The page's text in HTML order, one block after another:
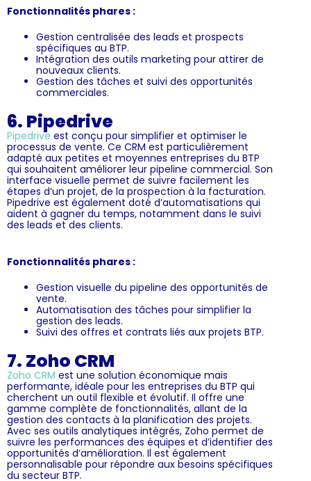
Fonctionnalités phares :
Gestion centralisée des leads et prospects
spécifiques au BTP.
Intégration des outils marketing pour attirer de
nouveaux clients.
Gestion des tâches et suivi des opportunités
commerciales.
6. Pipedrive
Pipedrive est conçu pour simplifier et optimiser le
processus de vente. Ce CRM est particulièrement
adapté aux petites et moyennes entreprises du BTP
qui souhaitent améliorer leur pipeline commercial. Son
interface visuelle permet de suivre facilement les
étapes d’un projet, de la prospection à la facturation.
Pipedrive est également doté d’automatisations qui
aident à gagner du temps, notamment dans le suivi
des leads et des clients.
Fonctionnalités phares :
Gestion visuelle du pipeline des opportunités de
vente.
Automatisation des tâches pour simplifier la
gestion des leads.
Suivi des offres et contrats liés aux projets BTP.
7. Zoho CRM
Zoho CRM est une solution économique mais
performante, idéale pour les entreprises du BTP qui
cherchent un outil flexible et évolutif. Il offre une
gamme complète de fonctionnalités, allant de la
gestion des contacts à la planification des projets.
Avec ses outils analytiques intégrés, Zoho permet de
suivre les performances des équipes et d’identifier des
opportunités d’amélioration. Il est également
personnalisable pour répondre aux besoins spécifiques
du secteur BTP.